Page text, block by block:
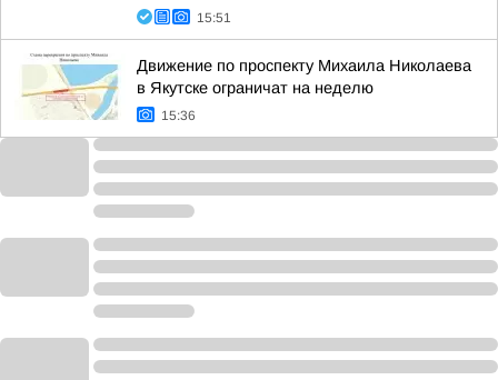
15:51
Движение по проспекту Михаила Николаева
в Якутске ограничат на неделю
15:36